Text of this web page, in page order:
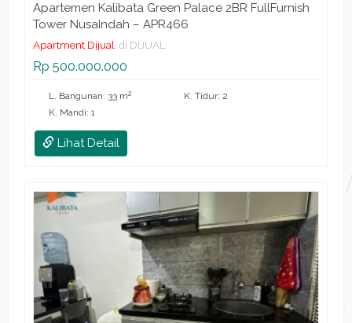
Apartemen Kalibata Green Palace 2BR FullFurnish
Tower NusaIndah – APR466
Apartment Dijual di DIJUAL
Rp 500.000.000
L. Bangunan: 33 m2
K. Tidur: 2
K. Mandi: 1
Lihat Detail